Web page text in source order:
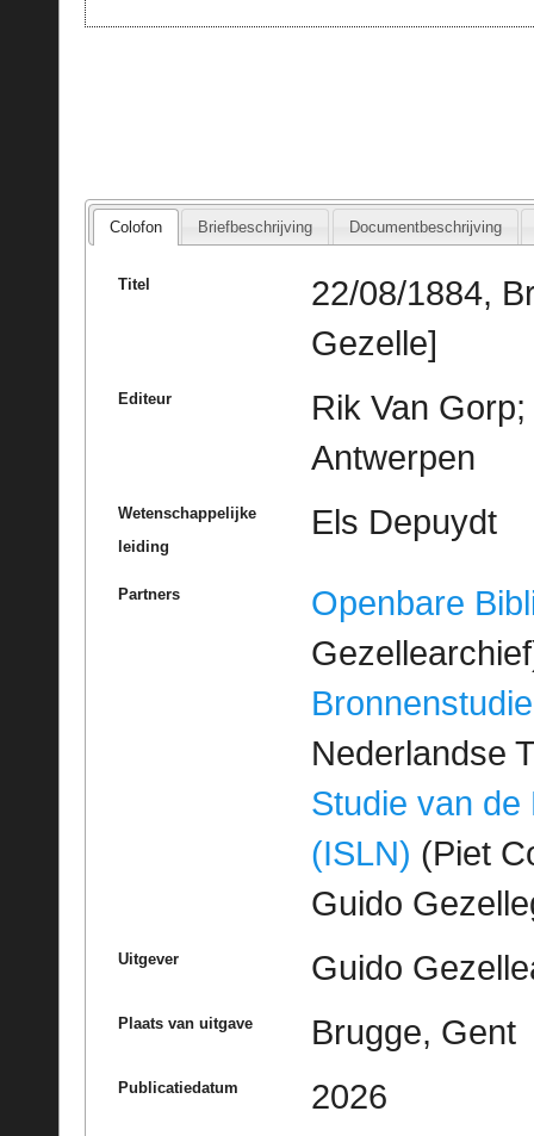
Colofon Briefbeschrijving Documentbeschrijving
Titel
22/08/1884,
Gezelle]
Editeur
Rik Van
Antwerpen
Wetenschappelijke
leiding
Els Depuydt
Partners
Openbare
Bronnenstudie
Nederlandse
Studie van de
(ISLN) (Piet
Guido
Uitgever Guido
Plaats van uitgave Brugge, Gent
Publicatiedatum 2026